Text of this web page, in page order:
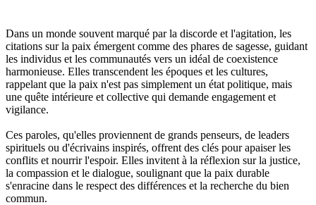
Dans un monde souvent marqué par la discorde et l'agitation, les
citations sur la paix émergent comme des phares de sagesse, guidant
les individus et les communautés vers un idéal de coexistence
harmonieuse. Elles transcendent les époques et les cultures,
rappelant que la paix n'est pas simplement un état politique, mais
une quête intérieure et collective qui demande engagement et
vigilance.
Ces paroles, qu'elles proviennent de grands penseurs, de leaders
spirituels ou d'écrivains inspirés, offrent des clés pour apaiser les
conflits et nourrir l'espoir. Elles invitent à la réflexion sur la justice,
la compassion et le dialogue, soulignant que la paix durable
s'enracine dans le respect des différences et la recherche du bien
commun.